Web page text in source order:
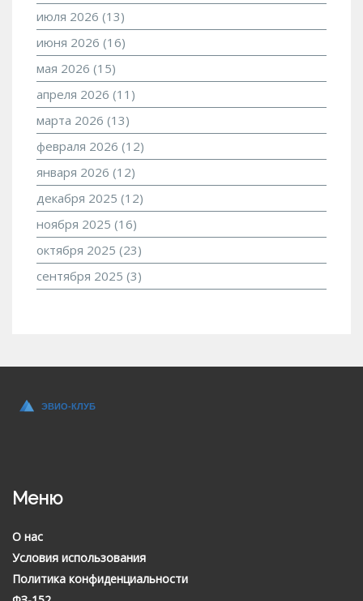
июля 2026 (13)
июня 2026 (16)
мая 2026 (15)
апреля 2026 (11)
марта 2026 (13)
февраля 2026 (12)
января 2026 (12)
декабря 2025 (12)
ноября 2025 (16)
октября 2025 (23)
сентября 2025 (3)
Меню
О нас
Условия использования
Политика конфиденциальности